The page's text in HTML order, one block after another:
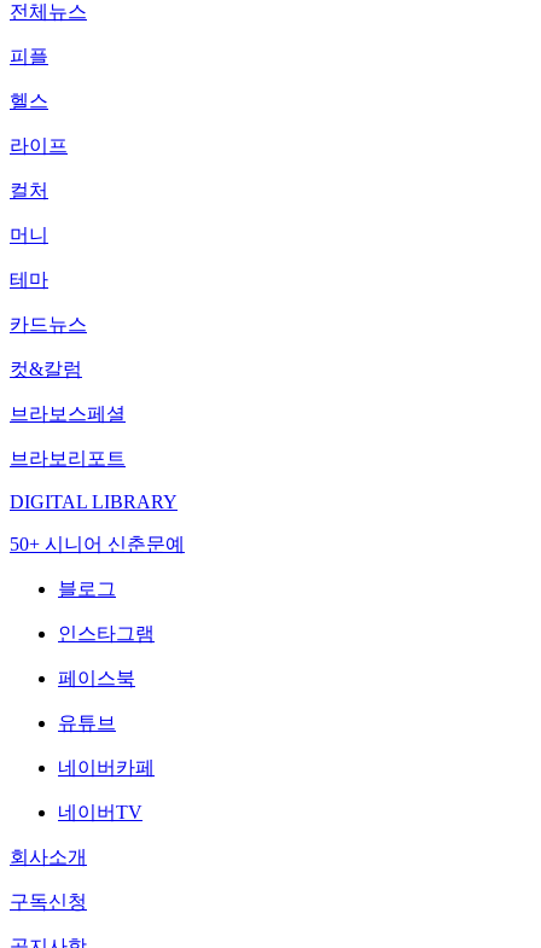
전체뉴스
피플
헬스
라이프
컬처
머니
테마
카드뉴스
컷&칼럼
브라보스페셜
브라보리포트
DIGITAL LIBRARY
50+ 시니어 신춘문예
블로그
인스타그램
페이스북
유튜브
네이버카페
네이버TV
회사소개
구독신청